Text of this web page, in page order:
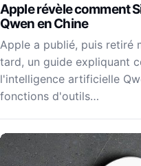
Apple révèle comment
Qwen en Chine
Apple a publié, puis retiré
tard, un guide expliquant
l'intelligence artificielle
fonctions d'outils…